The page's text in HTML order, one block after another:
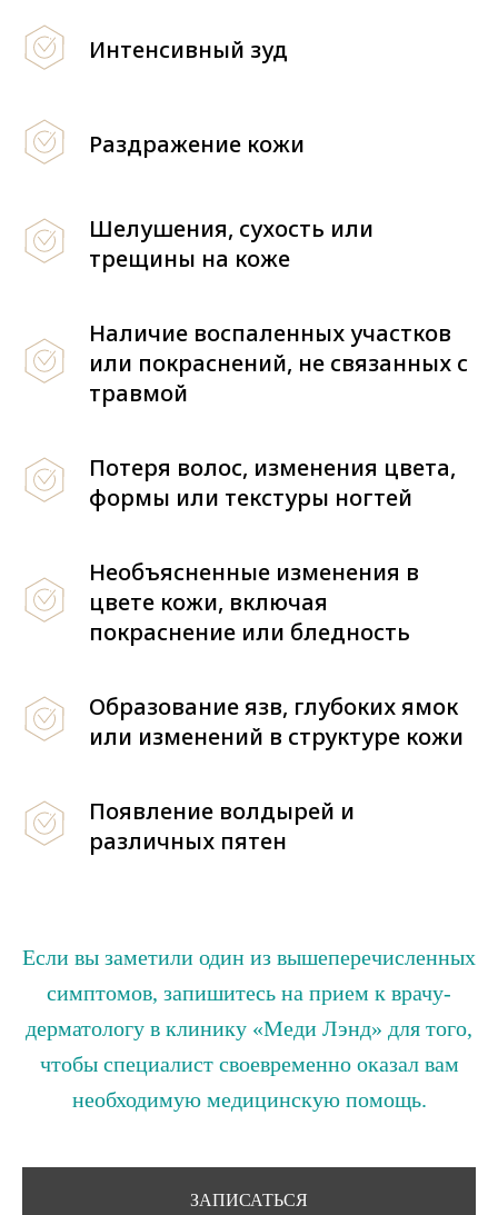
Интенсивный зуд
Раздражение кожи
Шелушения, сухость или
трещины на коже
Наличие воспаленных участков
или покраснений, не связанных с
травмой
Потеря волос, изменения цвета,
формы или текстуры ногтей
Необъясненные изменения в
цвете кожи, включая
покраснение или бледность
Образование язв, глубоких ямок
или изменений в структуре кожи
Появление волдырей и
различных пятен
Если вы заметили один из вышеперечисленных
симптомов, запишитесь на прием к врачу-
дерматологу в клинику «Меди Лэнд» для того,
чтобы специалист своевременно оказал вам
необходимую медицинскую помощь.
ЗАПИСАТЬСЯ